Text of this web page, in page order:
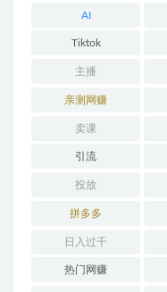
AI
Tiktok
主播
亲测网赚
卖课
引流
投放
拼多多
日入过千
热门网赚